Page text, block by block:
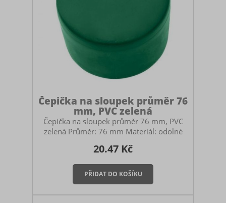
Čepička na sloupek průměr 76
mm, PVC zelená
Čepička na sloupek průměr 76 mm, PVC
zelená Průměr: 76 mm Materiál: odolné
aby do sloupku nezatékalo a nepadaly do
něj nečistoty. Je to tedy důležitá součást
oplocení, která ovlivňuje životnost
sloupku. Tato čepička se nasazuje na
sloupek je převlékací. Montáž čepičky
20.47 Kč